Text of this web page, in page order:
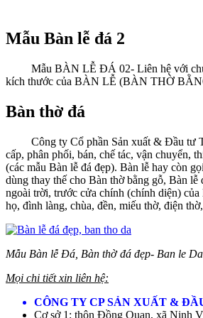
Mẫu Bàn lễ đá 2
Mẫu BÀN LỄ ĐÁ 02- Liên hệ với
kích thước của BÀN LỄ (BÀN THỜ
Bàn thờ đá
Công ty Cổ phần Sản xuất & Đầu tư
cấp, phân phối, bán, chế tác, vận chuyển,
(các mẫu Bàn lễ đá đẹp). Bàn lễ hay còn
dùng thay thế cho Bàn thờ bằng gỗ, Bàn lễ
ngoài trời, trước cửa chính (chính diện)
họ, đình làng, chùa, đền, miếu thờ, điện
Mẫu Bàn lễ Đá, Bàn thờ đá đẹp- Ban le
Mọi chi tiết xin liên hệ:
CÔNG TY CP SẢN XUẤT &
Cơ sở 1: thôn Đồng Quan, xã Ninh